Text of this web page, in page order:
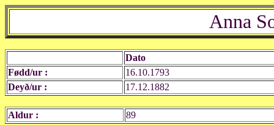
Anna
Dato
Fødd/ur :
16.10.1793
Deyð/ur :
17.12.1882
Aldur : 89